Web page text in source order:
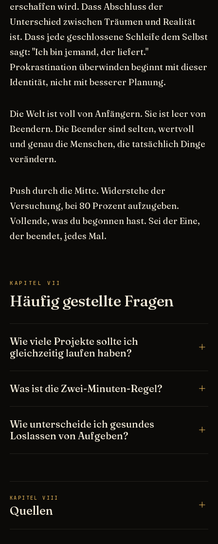
erschaffen wird. Dass Abschluss der
Unterschied zwischen Träumen und Realität
ist. Dass jede geschlossene Schleife dem Selbst
sagt: "Ich bin jemand, der liefert."
Prokrastination überwinden beginnt mit dieser
Identität, nicht mit besserer Planung.
Die Welt ist voll von Anfängern. Sie ist leer von
Beendern. Die Beender sind selten, wertvoll
und genau die Menschen, die tatsächlich Dinge
verändern.
Push durch die Mitte. Widerstehe der
Versuchung, bei 80 Prozent aufzugeben.
Vollende, was du begonnen hast. Sei der Eine,
der beendet, jedes Mal.
KAPITEL VII
Häufig gestellte Fragen
Wie viele Projekte sollte ich
gleichzeitig laufen haben?
Was ist die Zwei-Minuten-Regel?
Wie unterscheide ich gesundes
Loslassen von Aufgeben?
KAPITEL VIII
Quellen